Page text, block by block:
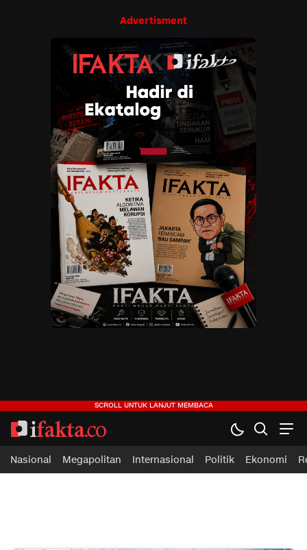
Advertisment
ifakta.co
#pastibenar
Nasional Megapolitan Internasional Politik Ekonomi